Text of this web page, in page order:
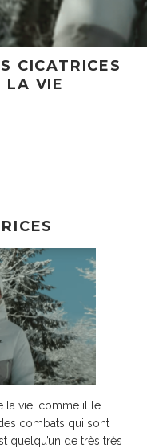
CICATRICES
LA VIE
la vie, comme il le
combats qui sont
quelqu’un de très très